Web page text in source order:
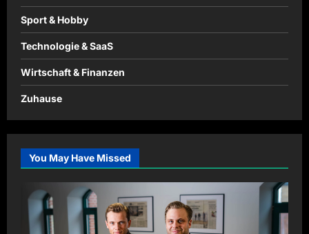
Sport & Hobby
Technologie & SaaS
Wirtschaft & Finanzen
Zuhause
You May Have Missed